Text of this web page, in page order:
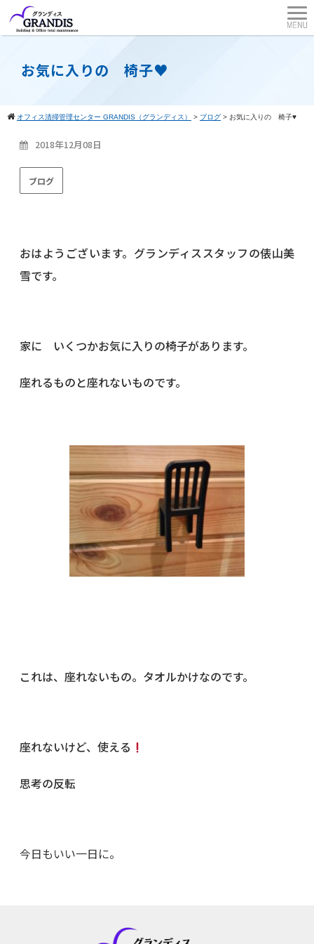
お気に入りの 椅子♥
オフィス清掃管理センター GRANDIS（グランディス） > ブログ > お気に入りの 椅子♥
2018年12月08日
ブログ
おはようございます。グランディススタッフの俵山美
雪です。
家に いくつかお気に入りの椅子があります。
座れるものと座れないものです。
これは、座れないもの。タオルかけなのです。
座れないけど、使える
思考の反転
今日もいい一日に。